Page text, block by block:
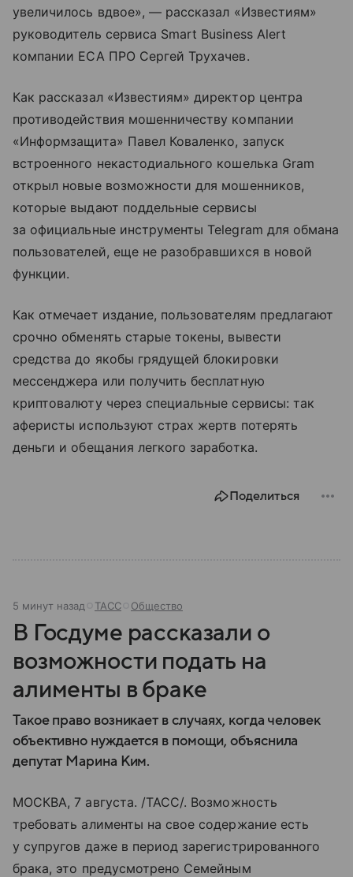
увеличилось вдвое», — рассказал «Известиям»
руководитель сервиса Smart Business Alert
компании ЕСА ПРО Сергей Трухачев.
Как рассказал «Известиям» директор центра
противодействия мошенничеству компании
«Информзащита» Павел Коваленко, запуск
встроенного некастодиального кошелька Gram
открыл новые возможности для мошенников,
которые выдают поддельные сервисы
за официальные инструменты Telegram для обмана
пользователей, еще не разобравшихся в новой
функции.
Как отмечает издание, пользователям предлагают
срочно обменять старые токены, вывести
средства до якобы грядущей блокировки
мессенджера или получить бесплатную
криптовалюту через специальные сервисы: так
аферисты используют страх жертв потерять
деньги и обещания легкого заработка.
Поделиться
5 минут назад ТАСС Общество
В Госдуме рассказали о
возможности подать на
алименты в браке
Такое право возникает в случаях, когда человек
объективно нуждается в помощи, объяснила
депутат Марина Ким.
МОСКВА, 7 августа. /ТАСС/. Возможность
требовать алименты на свое содержание есть
у супругов даже в период зарегистрированного
брака, это предусмотрено Семейным